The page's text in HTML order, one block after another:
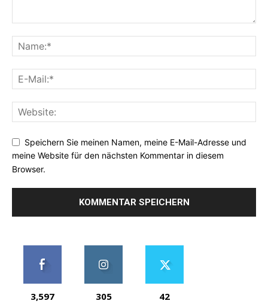
Speichern Sie meinen Namen, meine E-Mail-Adresse und
meine Website für den nächsten Kommentar in diesem
Browser.
3,597 305 42